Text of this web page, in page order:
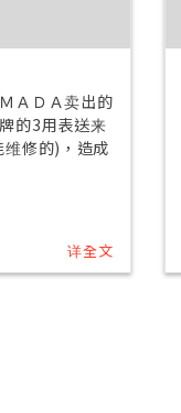
ＡＤＡ卖出的
的3用表送来
修的)，造成
详全文